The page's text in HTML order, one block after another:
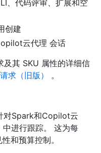
、代码评审、扩展和空
创建
云代理 会话
及其 SKU 属性的详细信
求（旧版） 。
对Spark和Copilot云
进行跟踪。 这为每
和预算控制。